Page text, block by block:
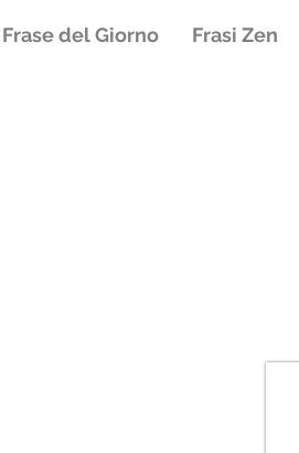
Frase del Giorno Frasi Zen